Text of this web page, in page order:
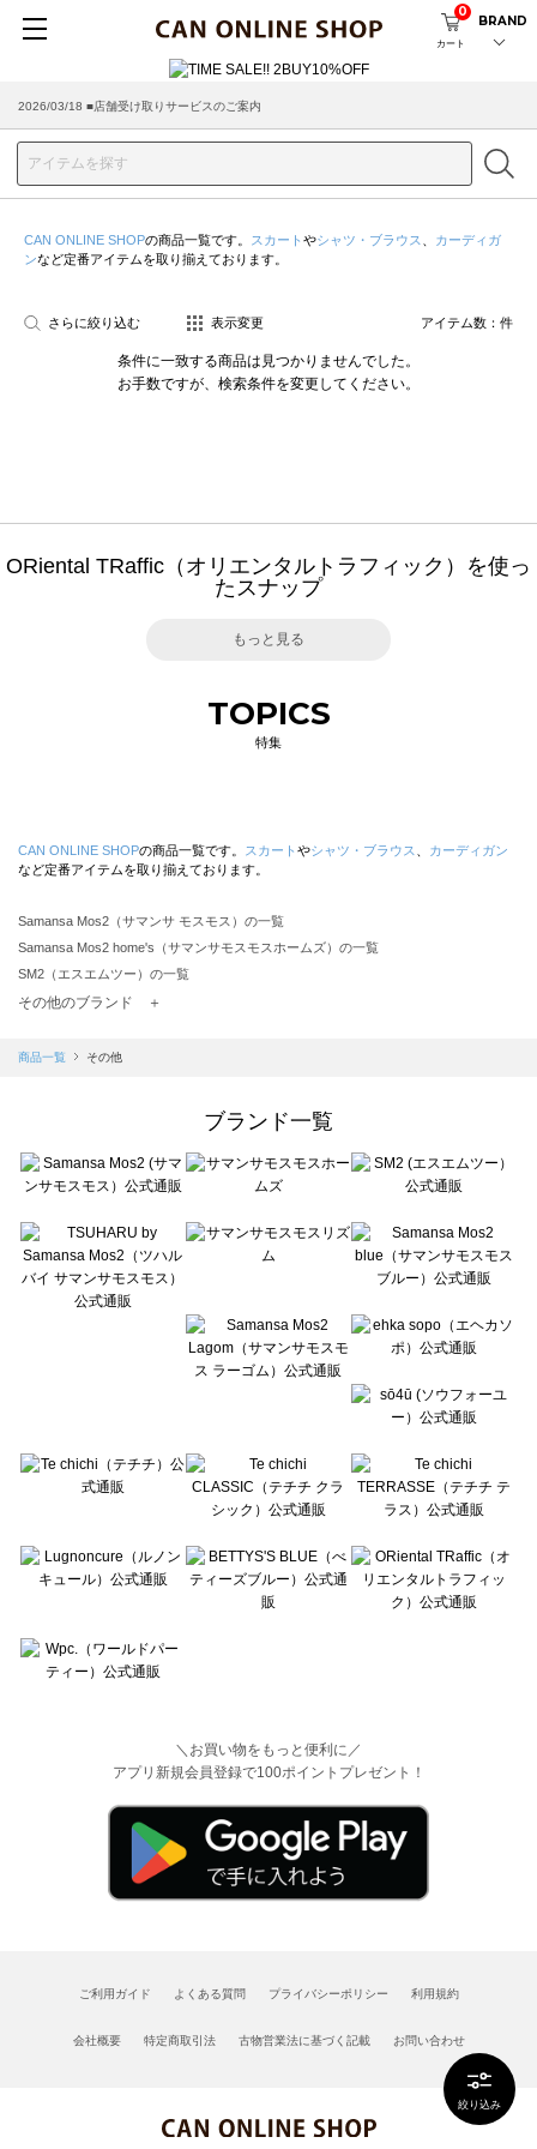
カート
0
BRAND
2026/03/18 ■店舗受け取りサービスのご案内
絞り込み
CAN ONLINE SHOPの商品一覧です。 スカート やシャツ・ブラウス
カーディガ
ンなど定番アイテムを取り揃えております。
さらに絞り込む 表示変更 アイテム数： 件
条件に一致する商品は見つかりませんでした。
お手数ですが、検索条件を変更してください。
ORiental TRaffic（オリエンタルトラフィック）を使っ
たスナップ
もっと見る
TOPICS
特集
CAN ONLINE SHOPの商品一覧です。 スカート やシャツ・ブラウス
カーディガン
など定番アイテムを取り揃えております。
Samansa Mos2（サマンサ モスモス）の一覧
Samansa Mos2 home's（サマンサモスモスホームズ）の一覧
SM2（エスエムツー）の一覧
TSUHARU by Samansa Mos2（ツハルバイサマンサモスモス）の一覧
Samansa Mos2 blue（サマンサモスモス ブルー）の一覧
Te chichi（テチチ）の一覧
Te chichi CLASSIC（テチチ クラシック）の一覧
Lugnoncure（ルノンキュール）の一覧
BETTY'S BLUE（べティーズブルー）の一覧
Wpc.（ワールドパーティー）の一覧
その他のブランド ＋
商品一覧 その他
ブランド一覧
＼お買い物をもっと便利に／
アプリ新規会員登録で100ポイントプレゼント！
ご利用ガイド よくある質問 プライバシーポリシー 利用規約
会社概要 特定商取引法 古物営業法に基づく記載 お問い合わせ